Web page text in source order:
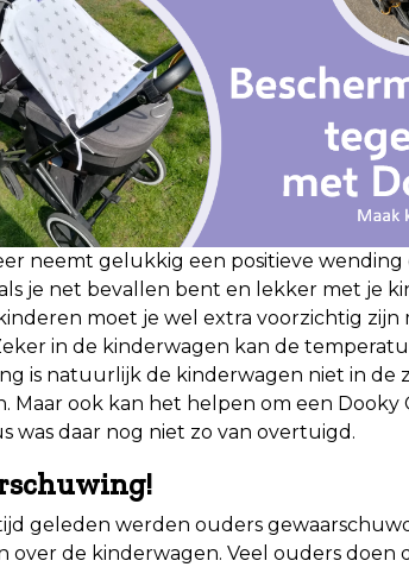
neemt gelukkig een positieve
je net bevallen bent en lekker met je
moet je wel extra voorzichtig
in de kinderwagen kan de
is natuurlijk de kinderwagen niet in de
Maar ook kan het helpen om een
was daar nog niet zo van overtuigd.
geleden werden ouders
over de kinderwagen. Veel ouders doen